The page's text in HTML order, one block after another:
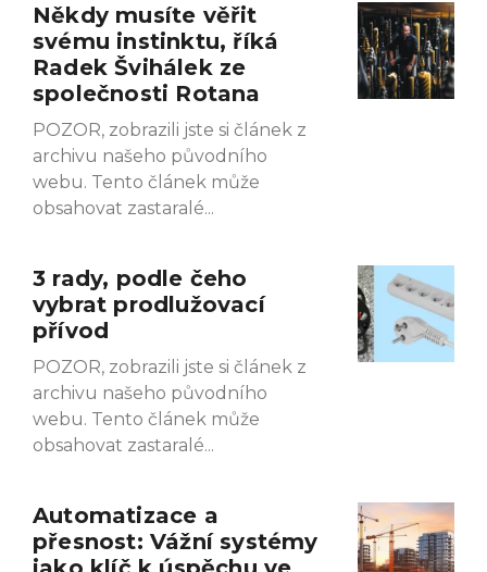
Někdy musíte věřit
svému instinktu, říká
Radek Švihálek ze
společnosti Rotana
POZOR, zobrazili jste si článek z
archivu našeho původního
webu. Tento článek může
obsahovat zastaralé
3 rady, podle čeho
vybrat prodlužovací
přívod
POZOR, zobrazili jste si článek z
archivu našeho původního
webu. Tento článek může
obsahovat zastaralé
Automatizace a
přesnost: Vážní systémy